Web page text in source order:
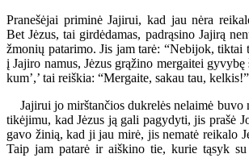
Pranešėjai priminė Jajirui, kad jau nėra
Bet Jėzus, tai girdėdamas, padrąsino Jajirą
žmonių patarimo. Jis jam tarė: “Nebijok,
į Jajiro namus, Jėzus grąžino mergaitei gyvybę
kum’,’ tai reiškia: “Mergaite, sakau tau, kelkis!”
Jajirui jo mirštančios dukrelės nelaimė buvo
tikėjimu, kad Jėzus ją gali pagydyti, jis prašė
gavo žinią, kad ji jau mirė, jis nematė reikalo
Taip jam patarė ir aiškino tie, kurie tąsyk